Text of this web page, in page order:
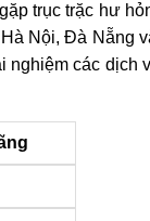
trục trặc hư
Nội, Đà Nẵng
các dịch